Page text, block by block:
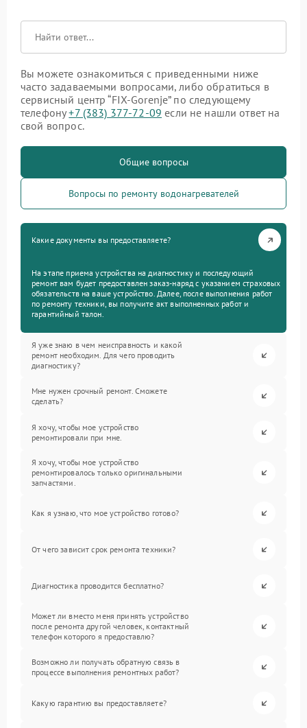
Вы можете ознакомиться с приведенными ниже
часто задаваемыми вопросами, либо обратиться в
сервисный центр “FIX-Gorenje” по следующему
телефону+7 (383) 377-72-09 если не нашли ответ на
свой вопрос.
Общие вопросы
Вопросы по ремонту водонагревателей
Какие документы вы предоставляете?
На этапе приема устройства на диагностику и последующий
ремонт вам будет предоставлен заказ-наряд с указанием страховых
обязательств на ваше устройство. Далее, после выполнения работ
по ремонту техники, вы получите акт выполненных работ и
гарантийный талон.
Я уже знаю в чем неисправность и какой
ремонт необходим. Для чего проводить
диагностику?
Мне нужен срочный ремонт. Сможете
сделать?
Я хочу, чтобы мое устройство
ремонтировали при мне.
Я хочу, чтобы мое устройство
ремонтировалось только оригинальными
запчастями.
Как я узнаю, что мое устройство готово?
От чего зависит срок ремонта техники?
Диагностика проводится бесплатно?
Может ли вместо меня принять устройство
после ремонта другой человек, контактный
телефон которого я предоставлю?
Возможно ли получать обратную связь в
процессе выполнения ремонтных работ?
Какую гарантию вы предоставляете?